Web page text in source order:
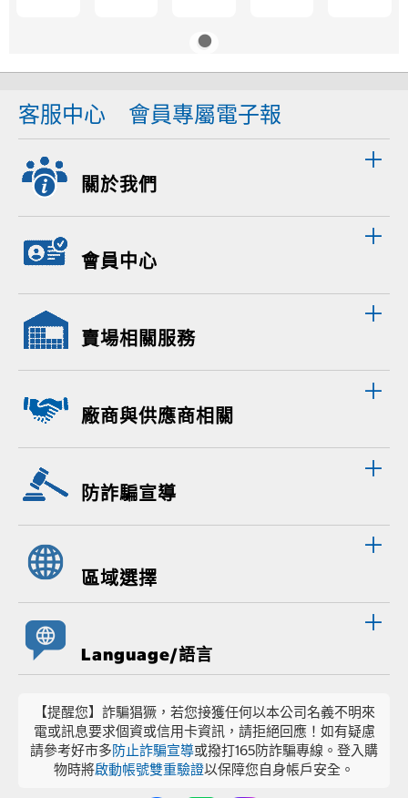
客服中心 會員專屬電子報
關於我們
會員中心
賣場相關服務
廠商與供應商相關
防詐騙宣導
區域選擇
Language/語言
【提醒您】詐騙猖獗，若您接獲任何以本公司名義不明來
電或訊息要求個資或信用卡資訊，請拒絕回應！如有疑慮
請參考好市多防止詐騙宣導或撥打165防詐騙專線。登入購
物時將啟動帳號雙重驗證以保障您自身帳戶安全。